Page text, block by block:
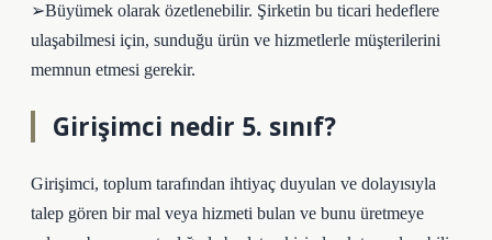
➢Büyümek olarak özetlenebilir. Şirketin bu ticari hedeflere
ulaşabilmesi için, sunduğu ürün ve hizmetlerle müşterilerini
memnun etmesi gerekir.
Girişimci nedir 5. sınıf?
Girişimci, toplum tarafından ihtiyaç duyulan ve dolayısıyla
talep gören bir mal veya hizmeti bulan ve bunu üretmeye